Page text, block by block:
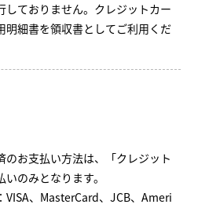
しておりません。クレジットカー
明細書を領収書としてご利用くだ
のお支払い方法は、「クレジット
のみとなります。
VISA、MasterCard、JCB、Ameri